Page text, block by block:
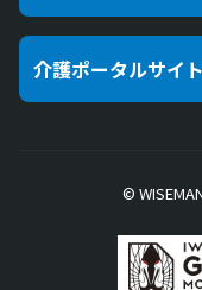
介護ポータルサイ
©